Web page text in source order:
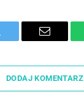
Email
DODAJ KOMENTARZ